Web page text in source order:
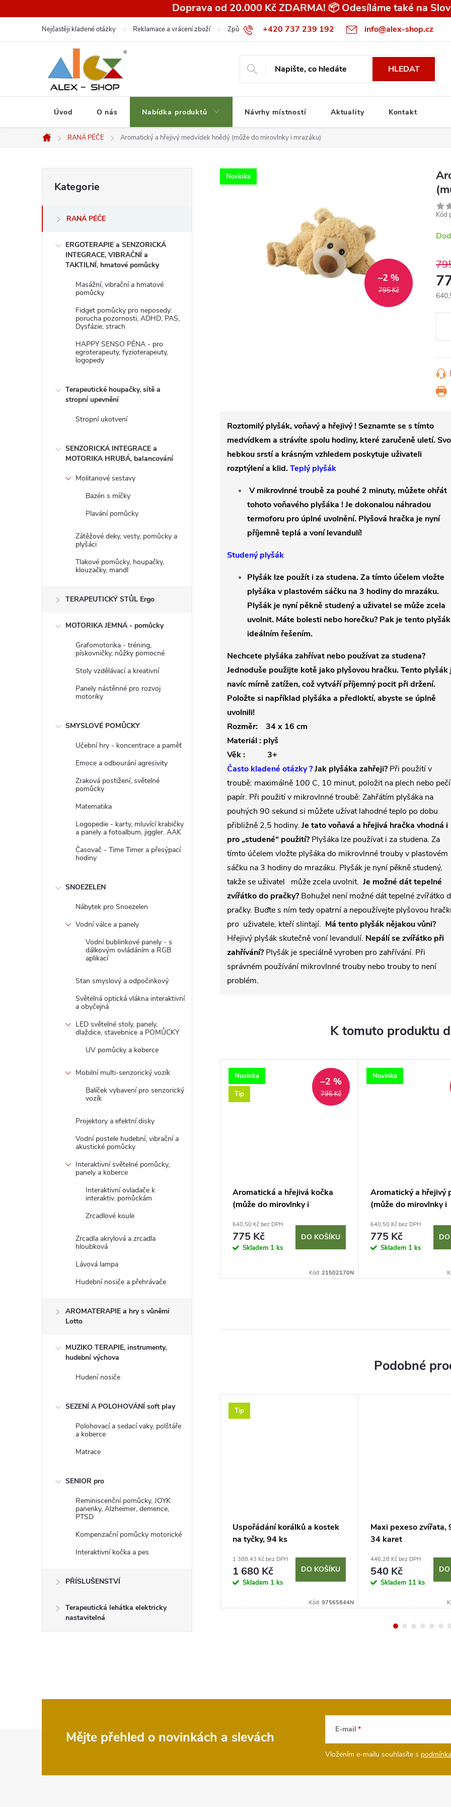
na
Doprava od 20.000 Kč ZDARMA! 📦 Odesíláme také na
+420 737 239 192 info@alex-shop.cz
Nejčastěji kladené otázky Reklamace a vrácení zboží Způsob dopravy Všeobecné obchodní podmínky pro spotřebitele
HLEDAT
Úvod O nás Nabídka produktů Návrhy místností Aktuality Kontakt
Domů
RANÁ PÉČE Aromatický a hřejivý medvídek hnědý (může do mirovlnky i mrazáku)
o
s
kategorie
Kategorie
RANÁ PÉČE
ERGOTERAPIE a SENZORICKÁ
INTEGRACE, VIBRAČNÍ a
TAKTILNÍ, hmatové pomůcky
Masážní, vibrační a hmatové
pomůcky
Fidget pomůcky pro neposedy:
porucha pozornosti, ADHD, PAS,
Dysfázie, strach
HAPPY SENSO PĚNA - pro
egroterapeuty, fyzioterapeuty,
logopedy
Terapeutické houpačky, sítě a
stropní upevnění
Stropní ukotvení
SENZORICKÁ INTEGRACE a
MOTORIKA HRUBÁ, balancování
Molitanové sestavy
Bazén s míčky
Plavání pomůcky
Zátěžové deky, vesty, pomůcky a
plyšáci
Tlakové pomůcky, houpačky,
klouzačky, mandl
TERAPEUTICKÝ STŮL Ergo
MOTORIKA JEMNÁ - pomůcky
Grafomotorika - tréning,
pískovničky, nůžky pomocné
Stoly vzdělávací a kreativní
Panely nástěnné pro rozvoj
motoriky
SMYSLOVÉ POMŮCKY
Učební hry - koncentrace a paměť
Emoce a odbourání agresivity
Zraková postižení, světelné
pomůcky
Matematika
Logopedie - karty, mluvící krabičky
a panely a fotoalbum, jiggler. AAK
Časovač - Time Timer a přesýpací
hodiny
SNOEZELEN
Nábytek pro Snoezelen
Vodní válce a panely
Vodní bublinkové panely - s
dálkovým ovládáním a RGB
aplikací
Stan smyslový a odpočinkový
Světelná optická vlákna interaktivní
a obyčejná
LED světelné stoly, panely,
dlaždice, stavebnice a POMŮCKY
UV pomůcky a koberce
Mobilní multi-senzorický vozík
Balíček vybavení pro senzorický
vozík
Projektory a efektní disky
Vodní postele hudební, vibrační a
akustické pomůcky
Interaktivní světelné pomůcky,
panely a koberce
Interaktivní ovladače k
interaktiv. pomůckám
Zrcadlové koule
Zrcadla akrylová a zrcadla
hloubková
Lávová lampa
Hudební nosiče a přehrávače
AROMATERAPIE a hry s vůněmi
Lotto
MUZIKO TERAPIE, instrumenty,
hudební výchova
Hudení nosiče
SEZENÍ A POLOHOVÁNÍ soft play
Polohovací a sedací vaky, polštáře
a koberce
Matrace
SENIOR pro
Reminiscenční pomůcky, JOYK
panenky, Alzheimer, demence,
PTSD
Kompenzační pomůcky motorické
Interaktivní kočka a pes
PŘÍSLUŠENSTVÍ
Terapeutická lehátka elektricky
nastavitelná
Novinka
795 Kč
–2 %
Kód
Roztomilý plyšák, voňavý a hřejivý ! Seznamte se s tímto
medvídkem a strávíte spolu hodiny, které zaručeně uletí.
hebkou srstí a krásným vzhledem poskytuje uživateli
rozptýlení a klid.Teplý plyšák
V mikrovlnné troubě za pouhé 2 minuty, můžete ohřát
tohotovoňavého plyšáka !Je dokonalou náhradou
termoforu pro úplné uvolnění. Plyšová hračka je nyní
příjemně teplá a voní levandulí!
Studený plyšák
Plyšák lze použít i za studena. Za tímto účelem vložte
plyšáka v plastovém sáčku na 3 hodiny do mrazáku.
Plyšák je nyní pěkně studený a uživatel se může zcela
uvolnit. Máte bolesti nebo horečku? Pak je tento plyšák
ideálním řešením.
Nechcete plyšáka zahřívat nebo používat za studena?
Jednoduše použijte kotě jako plyšovou hračku. Tento plyšák
navíc mírně zatížen, což vytváří příjemný pocit při držení.
Položte si například plyšáka a předloktí, abyste se úplně
uvolnili!
Rozměr: 34 x 16 cm
Materiál : plyš
Věk : 3+
Často kladené otázky ?Jak plyšáka zahřeji? Při použití v
troubě: maximálně 100 C, 10 minut, položit na plech nebo
papír. Při použití v mikrovlnné troubě: Zahřátím plyšáka na
pouhých 90 sekund si můžete užívat lahodné teplo po dobu
přibližně 2,5 hodiny. Je tato voňavá a hřejivá hračka vhodná i
pro „studené“ použití? Plyšáka lze používat i za studena. Za
tímto účelem vložte plyšáka do mikrovlnné trouby v plastovém
sáčku na 3 hodiny do mrazáku. Plyšák je nyní pěkně studený,
takže se uživatel může zcela uvolnit. Je možné dát tepelné
zvířátko do pračky? Bohužel není možné dát tepelné zvířátko
pračky. Buďte s ním tedy opatrní a nepoužívejte plyšovou
pro uživatele, kteří slintají. Má tento plyšák nějakou vůni?
Hřejivý plyšák skutečně voní levandulí. Nepálí se zvířátko při
zahřívání? Plyšák je speciálně vyroben pro zahřívání. Při
správném používání mikrovlnné trouby nebo trouby to není
problém.
K tomuto produktu
Novinka
Tip
795 Kč
–2 %
Aromatická a hřejivá kočka
(může do mirovlnky i
640,50 Kč bez DPH
775 Kč
Skladem 1 ks
DO KOŠÍKU
Kód: 21502170N
Novinka
Aromatický a hřejivý
(může do mirovlnky i
640,50 Kč bez DPH
775 Kč
Skladem 1 ks
4 560 Kč
ks, 1ks 40x40cm
Skladem
Tip
Uspořádání korálků a kostek
na tyčky, 94 ks
1 388,43 Kč bez DPH
1 680 Kč
Skladem 1 ks
DO KOŠÍKU
Kód: 97565844N
Maxi pexeso zvířata,
34 karet
446,28 Kč bez DPH
540 Kč
Skladem 11 ks
Mějte přehled o novinkách a slevách E-mail
Vložením e-mailu souhlasíte s